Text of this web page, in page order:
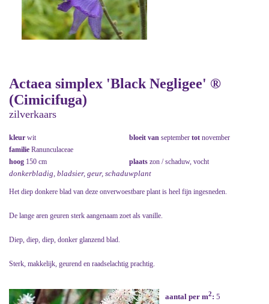
Actaea simplex 'Black Negligee' ®
(Cimicifuga)
zilverkaars
kleur wit bloeit van september tot november
familie Ranunculaceae
hoog 150 cm plaats zon / schaduw, vocht
donkerbladig, bladsier, geur, schaduwplant
Het diep donkere blad van deze onverwoestbare plant is heel fijn ingesneden.
De lange aren geuren sterk aangenaam zoet als vanille.
Diep, diep, diep, donker glanzend blad.
Sterk, makkelijk, geurend en raadselachtig prachtig.
aantal per m2: 5